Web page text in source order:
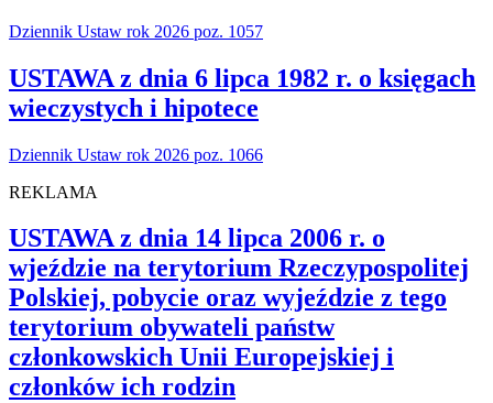
Dziennik Ustaw rok 2026 poz. 1057
USTAWA z dnia 6 lipca 1982 r. o księgach
wieczystych i hipotece
Dziennik Ustaw rok 2026 poz. 1066
REKLAMA
USTAWA z dnia 14 lipca 2006 r. o
wjeździe na terytorium Rzeczypospolitej
Polskiej, pobycie oraz wyjeździe z tego
terytorium obywateli państw
członkowskich Unii Europejskiej i
członków ich rodzin